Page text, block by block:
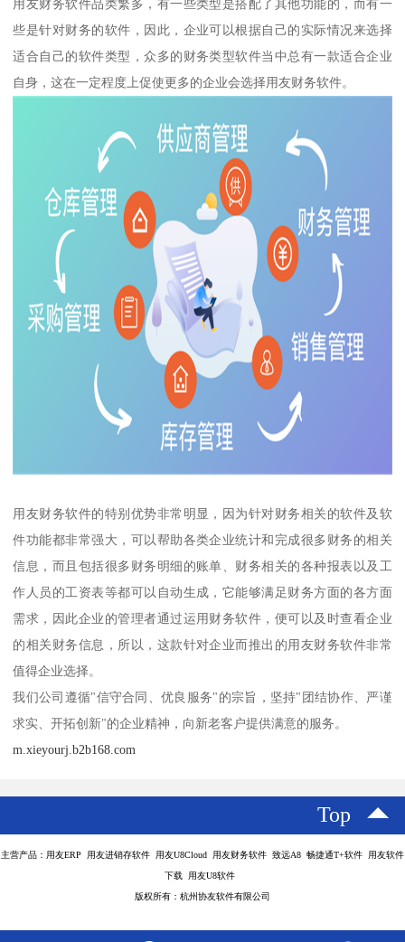
用友财务软件品类繁多，有一些类型是搭配了其他功能的，而有一
些是针对财务的软件，因此，企业可以根据自己的实际情况来选择
适合自己的软件类型，众多的财务类型软件当中总有一款适合企业
自身，这在一定程度上促使更多的企业会选择用友财务软件。
用友财务软件的特别优势非常明显，因为针对财务相关的软件及软
件功能都非常强大，可以帮助各类企业统计和完成很多财务的相关
信息，而且包括很多财务明细的账单、财务相关的各种报表以及工
作人员的工资表等都可以自动生成，它能够满足财务方面的各方面
需求，因此企业的管理者通过运用财务软件，便可以及时查看企业
的相关财务信息，所以，这款针对企业而推出的用友财务软件非常
值得企业选择。
我们公司遵循"信守合同、优良服务"的宗旨，坚持"团结协作、严谨
求实、开拓创新"的企业精神，向新老客户提供满意的服务。
m.xieyourj.b2b168.com
Top
主营产品：用友ERP 用友进销存软件 用友U8Cloud 用友财务软件 致远A8 畅捷通T+软件 用友软件
下载 用友U8软件
版权所有：杭州协友软件有限公司